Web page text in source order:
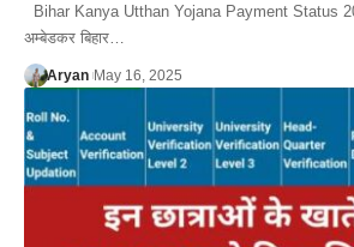
Bihar Kanya Utthan Yojana Payment Status
अम्बेडकर बिहार…
Aryan May 16, 2025